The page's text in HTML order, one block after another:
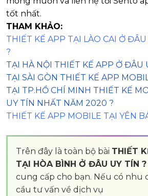
tốt nhất.
THAM KHẢO:
THIẾT KẾ APP TẠI LÀO CAI Ở
?
TẠI HÀ NỘI THIẾT KẾ APP Ở ĐÂU
TẠI SÀI GÒN THIẾT KẾ APP
TẠI TP.HỒ CHÍ MINH THIẾT KẾ
UY TÍN NHẤT NĂM 2020 ?
THIẾT KẾ APP MOBILE TẠI YÊN
Trên đây là toàn bộ bài THIẾT
TẠI HÒA BÌNH Ở ĐÂU UY TÍN ?
cung cấp cho bạn. Nếu có nhu
cầu tư vấn về dịch vụ